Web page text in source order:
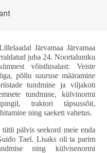
Järvamaa Järvamaa
juba 24. Noortaluniku
võistlusalast: Veiste
põllu suuruse määramine
tundmine ja viljakoti
tundmine, külvinormi
traktori täpsussõit,
ning saeketi vahetus.
pälvis seekord meie enda
Tael. Lisaks oli ta parim
ning külvisenormi